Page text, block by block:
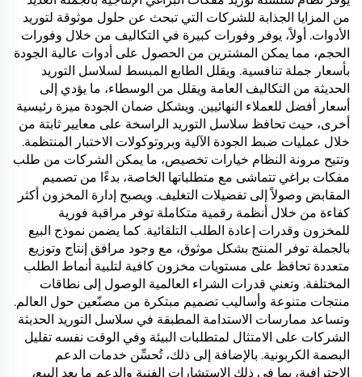
من المزايا الجذابة للشركات التي تبحث عن حلول موثوقة لتوريد
الأدوات. أولاً، يوفر وفورات كبيرة في التكاليف من خلال وفورات
الحجم، مما يمكن المشترين من الحصول على أدوات عالية الجودة
بأسعار جملة تنافسية. ويقلل الطابع المبسط لسلاسل التوريد
الحديثة من التكاليف العامة ويقلل من الوسطاء، ما يؤدي إلى
أسعار أفضل للعملاء النهائيين. ويشكل ضمان الجودة ميزة رئيسية
أخرى، حيث تحافظ سلاسل التوريد الراسخة على معايير ثابتة من
خلال عمليات ضبط الجودة الآلية وبروتوكولات الاختبار المنتظمة.
وتتيح مرونة النظام خيارات تخصيص، ما يمكن الشركات من طلب
مفكات براغي تتماشى مع متطلباتها الخاصة، بدءًا من تصميم
المقابض وصولاً إلى تفضيلات التغليف. ويصبح إدارة المخزون أكثر
كفاءة من خلال أنظمة رقمية متكاملة توفر مراقبة فورية
للمخزون وقدرات إعادة الطلب التلقائية. كما يضمن نموذج البيع
بالجملة توفر المنتج بشكل موثوق، مع وجود مرافق إنتاج وتوزيع
متعددة تحافظ على مستويات مخزون كافية لتلبية أنماط الطلب
المختلفة. وتعني قدرات الشراء العالمية الوصول إلى نطاقات
منتجات متنوعة وأساليب تصميم مبتكرة من مصنّعين حول العالم.
وتساعد ممارسات الاستدامة المطبقة في سلاسل التوريد الحديثة
الشركات على الامتثال لمتطلبات البيئة وفي الوقت نفسه تقليل
البصمة الكربونية. بالإضافة إلى ذلك، تُحسِّن خدمات الدعم
الاحترافية، بما في ذلك الاستشارات الفنية والدعم ما بعد البيع،